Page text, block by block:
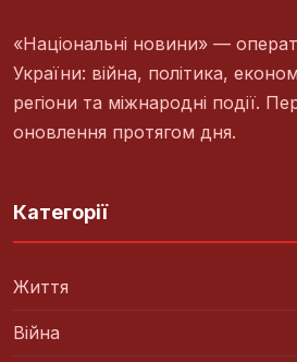
«Національні новини» —
України: війна, політика,
регіони та міжнародні події.
оновлення протягом дня.
Категорії
Життя
Війна